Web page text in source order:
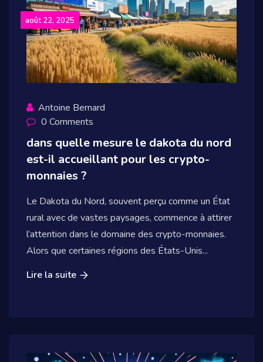
août 22, 2025
Antoine Bernard
0 Comments
dans quelle mesure le dakota du nord
est-il accueillant pour les crypto-
monnaies ?
Le Dakota du Nord, souvent perçu comme un État
rural avec de vastes paysages, commence à attirer
l’attention dans le domaine des crypto-monnaies.
Alors que certaines régions des États-Unis...
Lire la suite